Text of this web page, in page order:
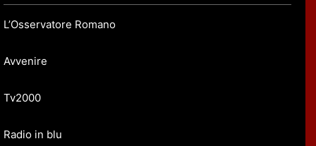
L’Osservatore Romano
Avvenire
Tv2000
Radio in blu